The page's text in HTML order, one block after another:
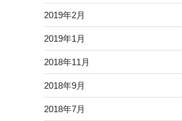
2019年2月
2019年1月
2018年11月
2018年9月
2018年7月